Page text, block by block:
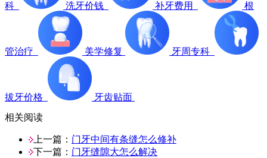
科 洗牙价钱 补牙费用 根
管治疗 美学修复 牙周专科
拔牙价格
牙齿贴面
相关阅读
上一篇： 门牙中间有条缝怎么修补
下一篇： 门牙缝隙大怎么解决